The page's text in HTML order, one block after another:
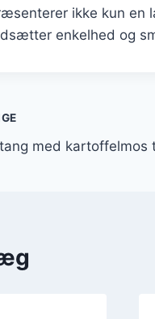
ikke kun en
enkelhed og
med kartoffelmos